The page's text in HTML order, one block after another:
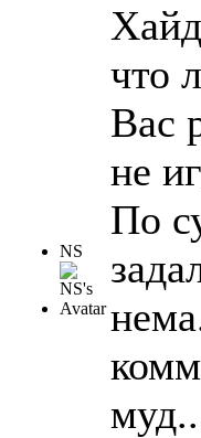
NS
что
Вас
не
По